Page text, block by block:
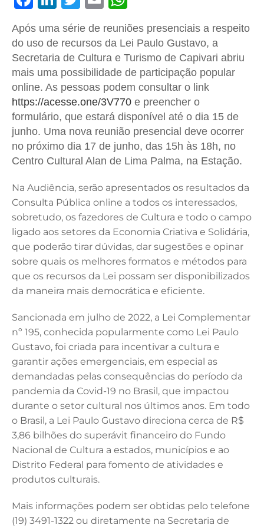
c
e
b
o
o
k
k
e
dI
n
it
te
r
ai
l
at
s
A
p
p
Após uma série de reuniões presenciais a respeito
do uso de recursos da Lei Paulo Gustavo, a
Secretaria de Cultura e Turismo de Capivari abriu
mais uma possibilidade de participação popular
online. As pessoas podem consultar o link
https://acesse.one/3V770 e preencher o
formulário, que estará disponível até o dia 15 de
junho. Uma nova reunião presencial deve ocorrer
no próximo dia 17 de junho, das 15h às 18h, no
Centro Cultural Alan de Lima Palma, na Estação.
Na Audiência, serão apresentados os resultados da
Consulta Pública online a todos os interessados,
sobretudo, os fazedores de Cultura e todo o campo
ligado aos setores da Economia Criativa e Solidária,
que poderão tirar dúvidas, dar sugestões e opinar
sobre quais os melhores formatos e métodos para
que os recursos da Lei possam ser disponibilizados
da maneira mais democrática e eficiente.
Sancionada em julho de 2022, a Lei Complementar
nº 195, conhecida popularmente como Lei Paulo
Gustavo, foi criada para incentivar a cultura e
garantir ações emergenciais, em especial as
demandadas pelas consequências do período da
pandemia da Covid-19 no Brasil, que impactou
durante o setor cultural nos últimos anos. Em todo
o Brasil, a Lei Paulo Gustavo direciona cerca de R$
3,86 bilhões do superávit financeiro do Fundo
Nacional de Cultura a estados, municípios e ao
Distrito Federal para fomento de atividades e
produtos culturais.
Mais informações podem ser obtidas pelo telefone
(19) 3491-1322 ou diretamente na Secretaria de